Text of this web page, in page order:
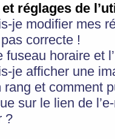
réglages de
je modifier mes
pas correcte !
fuseau horaire et
je afficher une
rang et comment
sur le lien de
?